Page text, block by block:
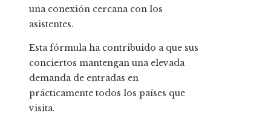
una conexión cercana con los
asistentes.
Esta fórmula ha contribuido a que sus
conciertos mantengan una elevada
demanda de entradas en
prácticamente todos los países que
visita.